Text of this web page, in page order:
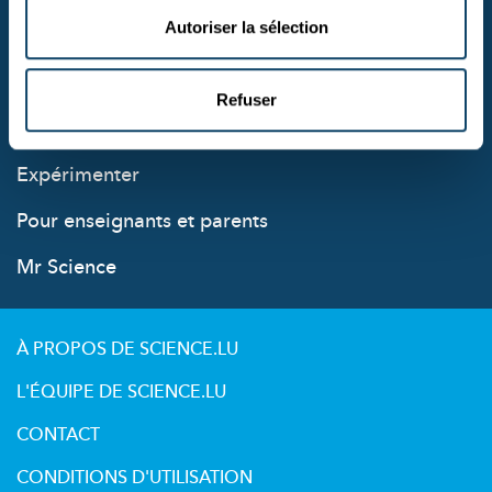
Autoriser la sélection
Refuser
Science au Luxembourg
Découvrir
Expérimenter
Pour enseignants et parents
Mr Science
À PROPOS DE SCIENCE.LU
L'ÉQUIPE DE SCIENCE.LU
CONTACT
CONDITIONS D'UTILISATION